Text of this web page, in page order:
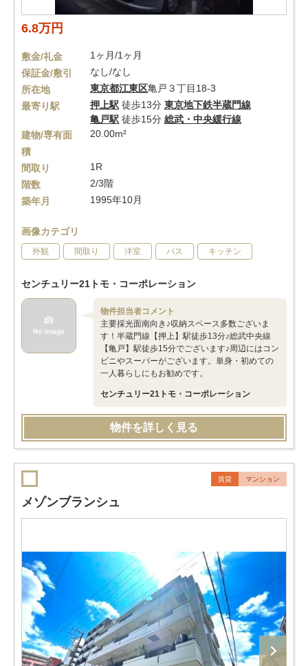
6.8万円
敷金/礼金
1ヶ月/1ヶ月
保証金/敷引
なし/なし
所在地
東京都江東区亀戸３丁目18-3
最寄り駅
押上駅 徒歩13分 東京地下鉄半蔵門線
亀戸駅 徒歩15分 総武・中央緩行線
建物/専有面
積
20.00m²
間取り
1R
階数
2/3階
築年月
1995年10月
画像カテゴリ
外観 間取り 洋室 バス キッチン
センチュリー21トモ・コーポレーション
物件担当者コメント
主要採光面南向き♪収納スペース多数ございま
す！半蔵門線【押上】駅徒歩13分♪総武中央線
【亀戸】駅徒歩15分でございます♪周辺にはコン
ビニやスーパーがございます。単身・初めての
一人暮らしにもお勧めです。
センチュリー21トモ・コーポレーション
物件を詳しく見る
賃貸 マンション
メゾンブランシュ